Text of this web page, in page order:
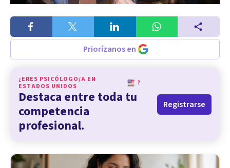
Priorízanos en
¿ERES PSICÓLOGO/A EN
ESTADOS UNIDOS
?
Destaca entre toda tu
competencia
profesional.
Registrarse